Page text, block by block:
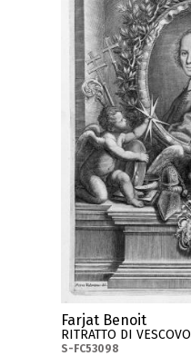
Farjat Benoit
RITRATTO DI VESCOVO
S-FC53098